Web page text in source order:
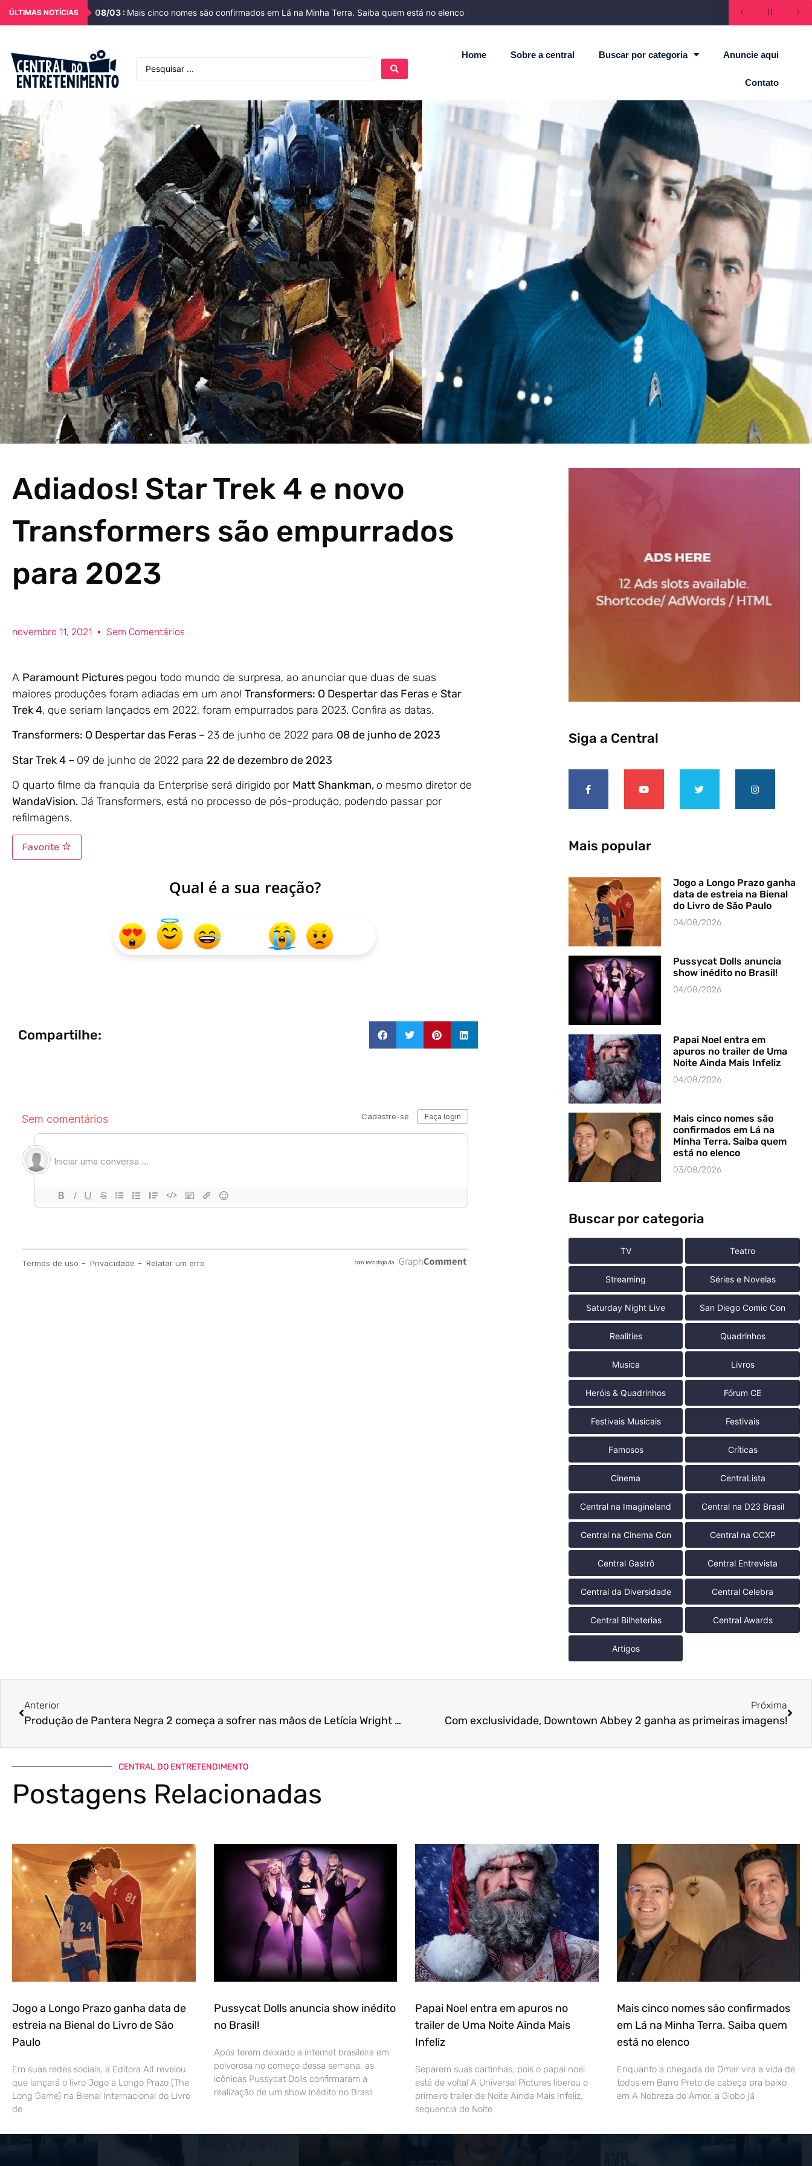
ÚLTIMAS NOTÍCIAS 08/03 : Mais cinco nomes são confirmados em Lá na Minha Terra. Saiba quem está no elenco
Home Sobre a central Buscar por categoria Anuncie aqui
Contato
Adiados! Star Trek 4 e novo
Transformers são empurrados
para 2023
novembro 11, 2021 Sem Comentários
A Paramount Pictures pegou todo mundo de surpresa, ao anunciar que duas de suas
maiores produções foram adiadas em um ano! Transformers: O Despertar das Feras e Star
Trek 4, que seriam lançados em 2022, foram empurrados para 2023. Confira as datas.
Transformers: O Despertar das Feras – 23 de junho de 2022 para 08 de junho de 2023
Star Trek 4 – 09 de junho de 2022 para 22 de dezembro de 2023
O quarto filme da franquia da Enterprise será dirigido por Matt Shankman, o mesmo diretor de
WandaVision. Já Transformers, está no processo de pós-produção, podendo passar por
refilmagens.
Favorite
Qual é a sua reação?
Compartilhe:
Siga a Central
Mais popular
Jogo a Longo Prazo ganha
data de estreia na Bienal
do Livro de São Paulo
04/08/2026
Pussycat Dolls anuncia
show inédito no Brasil!
04/08/2026
Papai Noel entra em
apuros no trailer de Uma
Noite Ainda Mais Infeliz
04/08/2026
Mais cinco nomes são
confirmados em Lá na
Minha Terra. Saiba quem
está no elenco
03/08/2026
Buscar por categoria
TV Teatro
Streaming Séries e Novelas
Saturday Night Live San Diego Comic Con
Realities Quadrinhos
Musica Livros
Heróis & Quadrinhos Fórum CE
Festivais Musicais Festivais
Famosos Críticas
Cinema CentraLista
Central na Imagineland Central na D23 Brasil
Central na Cinema Con Central na CCXP
Central Gastrô Central Entrevista
Central da Diversidade Central Celebra
Central Bilheterias Central Awards
Artigos
Anterior
Produção de Pantera Negra 2 começa a sofrer nas mãos de Letícia Wright e fãs já cobram posição da Marvel
Próxima
Com exclusividade, Downtown Abbey 2 ganha as primeiras imagens!
CENTRAL DO ENTRETENDIMENTO
Postagens Relacionadas
Jogo a Longo Prazo ganha data de
estreia na Bienal do Livro de São
Paulo
Em suas redes sociais, a Editora Alt revelou
que lançará o livro Jogo a Longo Prazo (The
Long Game) na Bienal Internacional do Livro
de
Pussycat Dolls anuncia show inédito
no Brasil!
Após terem deixado a internet brasileira em
polvorosa no começo dessa semana, as
icônicas Pussycat Dolls confirmaram a
realização de um show inédito no Brasil
Papai Noel entra em apuros no
trailer de Uma Noite Ainda Mais
Infeliz
Separem suas cartinhas, pois o papai noel
está de volta! A Universal Pictures liberou o
primeiro trailer de Noite Ainda Mais Infeliz,
sequencia de Noite
Mais cinco nomes são confirmados
em Lá na Minha Terra. Saiba quem
está no elenco
Enquanto a chegada de Omar vira a vida de
todos em Barro Preto de cabeça pra baixo
em A Nobreza do Amor, a Globo já